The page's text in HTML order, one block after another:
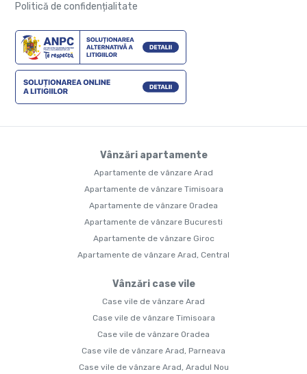
Politică de confidențialitate
Vânzări apartamente
Apartamente de vânzare Arad
Apartamente de vânzare Timisoara
Apartamente de vânzare Oradea
Apartamente de vânzare Bucuresti
Apartamente de vânzare Giroc
Apartamente de vânzare Arad, Central
Vânzări case vile
Case vile de vânzare Arad
Case vile de vânzare Timisoara
Case vile de vânzare Oradea
Case vile de vânzare Arad, Parneava
Case vile de vânzare Arad, Aradul Nou